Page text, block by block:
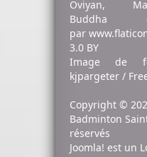
Oviyan,
Buddha et
par
3.0 BY
Image de
kjpargeter /
Copyright ©
Badminton
réservés
Joomla! est un